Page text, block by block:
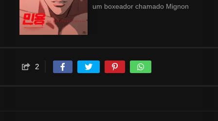
um boxeador chamado Mignon
relacionamento agressivo e
romântico.
2